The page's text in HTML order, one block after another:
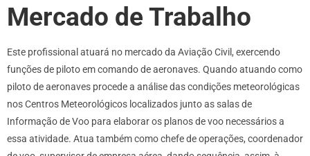
Mercado de Trabalho
Este profissional atuará no mercado da Aviação Civil, exercendo
funções de piloto em comando de aeronaves. Quando atuando como
piloto de aeronaves procede a análise das condições meteorológicas
nos Centros Meteorológicos localizados junto as salas de
Informação de Voo para elaborar os planos de voo necessários a
essa atividade. Atua também como chefe de operações, coordenador